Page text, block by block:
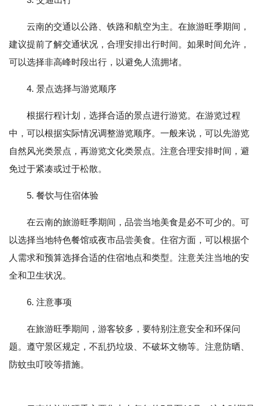
云南的交通以公路、铁路和航空为主。在旅游旺季期间，
建议提前了解交通状况，合理安排出行时间。如果时间允许，
可以选择非高峰时段出行，以避免人流拥堵。
4. 景点选择与游览顺序
根据行程计划，选择合适的景点进行游览。在游览过程
中，可以根据实际情况调整游览顺序。一般来说，可以先游览
自然风光类景点，再游览文化类景点。注意合理安排时间，避
免过于紧凑或过于松散。
5. 餐饮与住宿体验
在云南的旅游旺季期间，品尝当地美食是必不可少的。可
以选择当地特色餐馆或夜市品尝美食。住宿方面，可以根据个
人需求和预算选择合适的住宿地点和类型。注意关注当地的安
全和卫生状况。
6. 注意事项
在旅游旺季期间，游客较多，要特别注意安全和环保问
题。遵守景区规定，不乱扔垃圾、不破坏文物等。注意防晒、
防蚊虫叮咬等措施。